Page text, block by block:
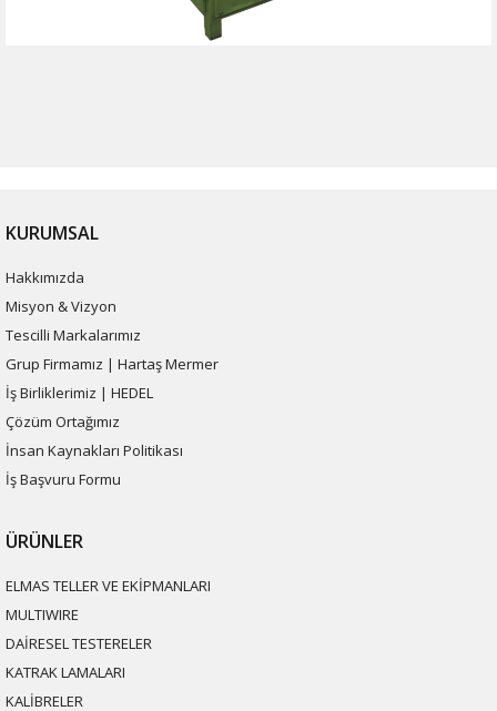
KURUMSAL
Hakkımızda
Misyon & Vizyon
Tescilli Markalarımız
Grup Firmamız | Hartaş Mermer
İş Birliklerimiz | HEDEL
Çözüm Ortağımız
İnsan Kaynakları Politikası
İş Başvuru Formu
ÜRÜNLER
ELMAS TELLER VE EKİPMANLARI
MULTIWIRE
DAİRESEL TESTERELER
KATRAK LAMALARI
KALİBRELER